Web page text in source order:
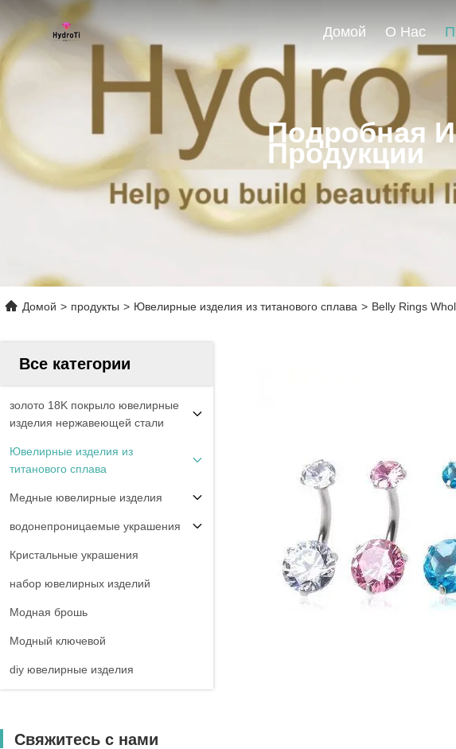
Домой О Нас
Подробная
Продукции
Домой > продукты > Ювелирные изделия из титанового сплава > Belly Rings
Все категории
золото 18K покрыло ювелирные
изделия нержавеющей стали
Ювелирные изделия из
титанового сплава
Медные ювелирные изделия
водонепроницаемые украшения
Кристальные украшения
набор ювелирных изделий
Модная брошь
Модный ключевой
diy ювелирные изделия
Свяжитесь с нами